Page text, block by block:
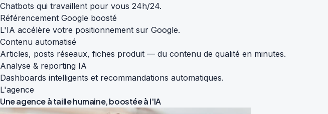
Chatbots qui travaillent pour vous 24h/24.
Référencement Google boosté
L'IA accélère votre positionnement sur Google.
Contenu automatisé
Articles, posts réseaux, fiches produit — du contenu de qualité en minutes.
Analyse & reporting IA
Dashboards intelligents et recommandations automatiques.
L'agence
Une agence à taille humaine,boostée à l'IA